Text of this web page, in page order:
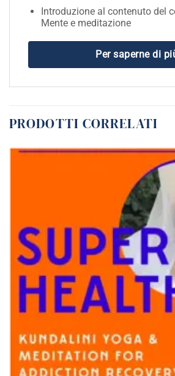
Introduzione al contenuto del
Mente e meditazione
Per saperne di
PRODOTTI CORRELATI